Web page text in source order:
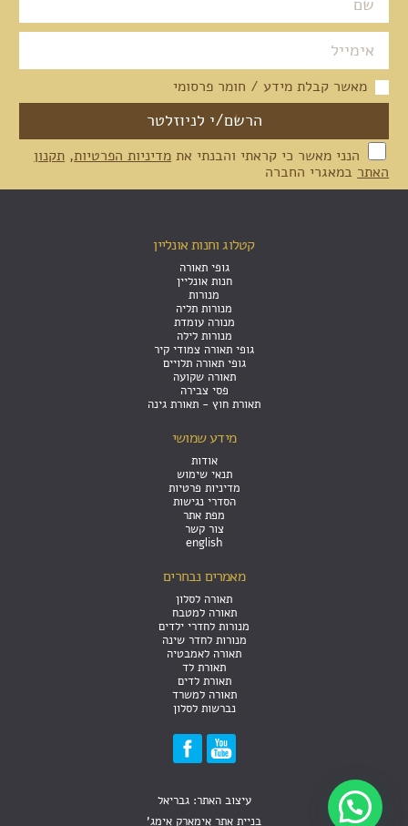
מאשר קבלת מידע / חומר פרסומי
הנני מאשר כי קראתי והבנתי את מדיניות הפרטיות, תקנון
האתר במאגרי החברה
קטלוג וחנות אונליין
גופי תאורה
חנות אונליין
מנורות
מנורות תליה
מנורה עומדת
מנורות לילה
גופי תאורה צמודי קיר
גופי תאורה תלויים
תאורה שקועה
פסי צבירה
תאורת חוץ - תאורת גינה
מידע שמושי
אודות
תנאי שימוש
מדיניות פרטיות
הסדרי נגישות
מפת אתר
צור קשר
english
מאמרים נבחרים
תאורה לסלון
תאורה למטבח
מנורות לחדרי ילדים
מנורות לחדר שינה
תאורה לאמבטיה
תאורת לד
תאורת לדים
תאורה למשרד
נברשות לסלון
עיצוב האתר: גבריאל
בניית אתר אימארק אימג'